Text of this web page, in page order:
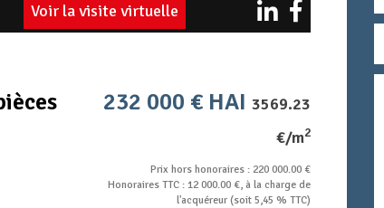
Voir la visite virtuelle
232 000 € HAI3569.23
€/m2
Prix hors honoraires : 220 000.00 €
Honoraires TTC : 12 000.00 €, à la charge de
l'acquéreur (soit 5,45 % TTC)